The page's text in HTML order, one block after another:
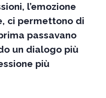
l’emozione
ci permettono di
passavano
un dialogo più
più